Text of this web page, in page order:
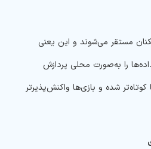
مستقر می‌شوند و این یعنی
را به‌صورت محلی پردازش
کوتاه‌تر شده و بازی‌ها واکنش‌پذیرتر